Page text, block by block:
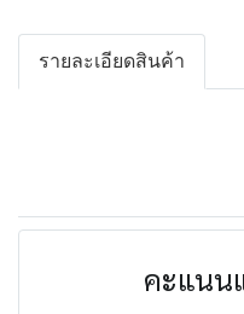
รายละเอียดสินค้า
คะแนน